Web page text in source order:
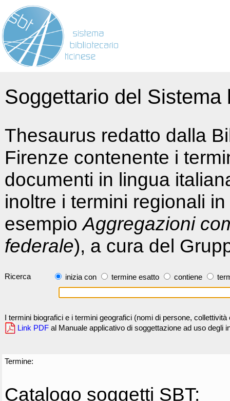
Soggettario del
Thesaurus redatto dalla
Firenze contenente i
documenti in lingua
inoltre i termini regionali
esempioAggregazioni
federale), a cura del
Ricerca inizia con termine esatto contiene
I termini biografici e i termini geografici (nomi di persone,
Link PDF al Manuale applicativo di soggettazione ad uso degli
Termine:
Catalogo soggetti SBT: